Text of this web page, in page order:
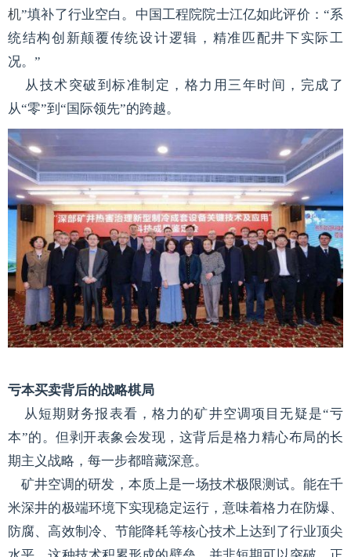
机”填补了行业空白。中国工程院院士江亿如此评价：“系
统结构创新颠覆传统设计逻辑，精准匹配井下实际工
况。”
从技术突破到标准制定，格力用三年时间，完成了
从“零”到“国际领先”的跨越。
亏本买卖背后的战略棋局
从短期财务报表看，格力的矿井空调项目无疑是“亏
本”的。但剥开表象会发现，这背后是格力精心布局的长
期主义战略，每一步都暗藏深意。
矿井空调的研发，本质上是一场技术极限测试。能在千
米深井的极端环境下实现稳定运行，意味着格力在防爆、
防腐、高效制冷、节能降耗等核心技术上达到了行业顶尖